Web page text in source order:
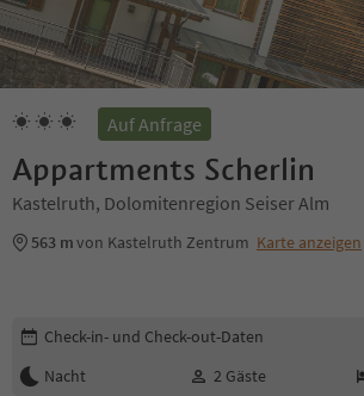
Auf Anfrage
Appartments Scherlin
Kastelruth, Dolomitenregion Seiser Alm
563 mvon Kastelruth Zentrum Karte anzeigen
Buchungsdetails bearbeiten
Check-in- und Check-out-Daten
Nacht
2 Gäste